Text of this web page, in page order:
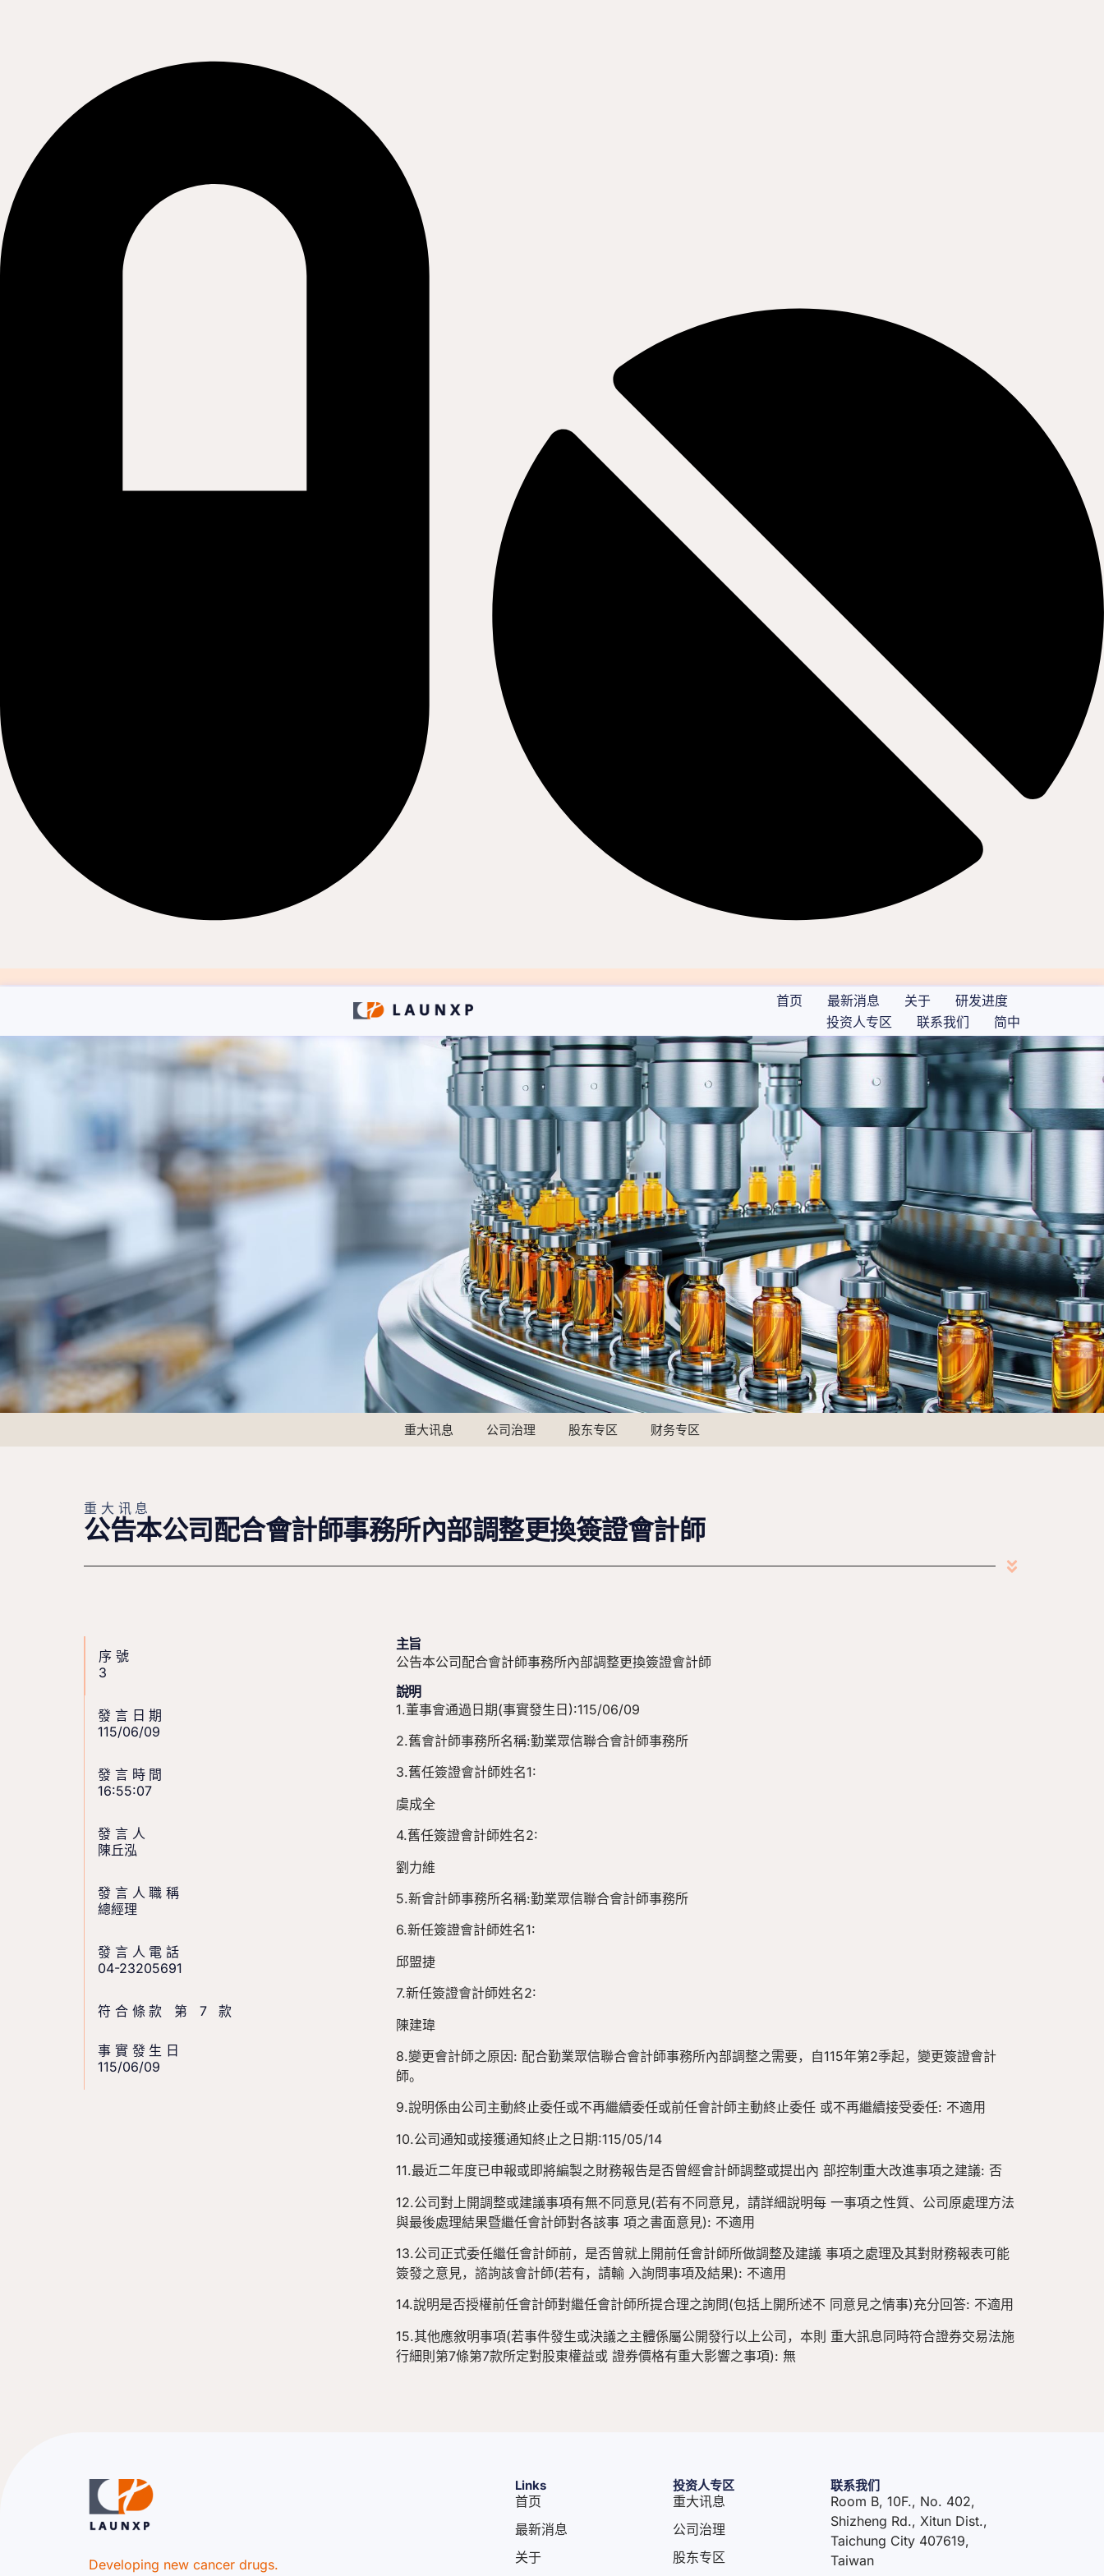
首页 最新消息 关于
研发进度
投资人专区
联系我们 简中
重大讯息 公司治理 股东专区 财务专区
重大讯息
公告本公司配合會計師事務所內部調整更換簽證會計師
序號
3
發言日期
115/06/09
發言時間
16:55:07
發言人
陳丘泓
發言人職稱
總經理
發言人電話
04-23205691
符合條款 第 7 款
事實發生日
115/06/09
主旨
公告本公司配合會計師事務所內部調整更換簽證會計師
說明
1.董事會通過日期(事實發生日):115/06/09
2.舊會計師事務所名稱:勤業眾信聯合會計師事務所
3.舊任簽證會計師姓名1:
虞成全
4.舊任簽證會計師姓名2:
劉力維
5.新會計師事務所名稱:勤業眾信聯合會計師事務所
6.新任簽證會計師姓名1:
邱盟捷
7.新任簽證會計師姓名2:
陳建瑋
8.變更會計師之原因: 配合勤業眾信聯合會計師事務所內部調整之需要，自115年第2季起，變更簽證會計
師。
9.說明係由公司主動終止委任或不再繼續委任或前任會計師主動終止委任 或不再繼續接受委任: 不適用
10.公司通知或接獲通知終止之日期:115/05/14
11.最近二年度已申報或即將編製之財務報告是否曾經會計師調整或提出內 部控制重大改進事項之建議: 否
12.公司對上開調整或建議事項有無不同意見(若有不同意見，請詳細說明每 一事項之性質、公司原處理方法
與最後處理結果暨繼任會計師對各該事 項之書面意見): 不適用
13.公司正式委任繼任會計師前，是否曾就上開前任會計師所做調整及建議 事項之處理及其對財務報表可能
簽發之意見，諮詢該會計師(若有，請輸 入詢問事項及結果): 不適用
14.說明是否授權前任會計師對繼任會計師所提合理之詢問(包括上開所述不 同意見之情事)充分回答: 不適用
15.其他應敘明事項(若事件發生或決議之主體係屬公開發行以上公司，本則 重大訊息同時符合證券交易法施
行細則第7條第7款所定對股東權益或 證券價格有重大影響之事項): 無
Developing new cancer drugs.
Links
首页
最新消息
关于
投资人专区
重大讯息
公司治理
股东专区
联系我们
Room B, 10F., No. 402,
Shizheng Rd., Xitun Dist.,
Taichung City 407619,
Taiwan